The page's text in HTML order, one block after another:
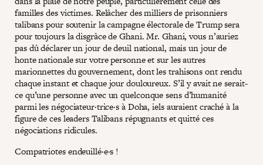
familles des victimes. Relâcher des milliers de prisonniers
talibans pour soutenir la campagne électorale de Trump sera
pour toujours la disgrâce de Ghani. Mr. Ghani, vous n’auriez
pas dû déclarer un jour de deuil national, mais un jour de
honte nationale sur votre personne et sur les autres
marionnettes du gouvernement, dont les trahisons ont rendu
chaque instant et chaque jour douloureux. S’il y avait ne serait-
ce qu’une personne avec un quelconque sens d’humanité
parmi les négociateur·trice·s à Doha, iels auraient craché à la
figure de ces leaders Talibans répugnants et quitté ces
négociations ridicules.
Compatriotes endeuillé·e·s !